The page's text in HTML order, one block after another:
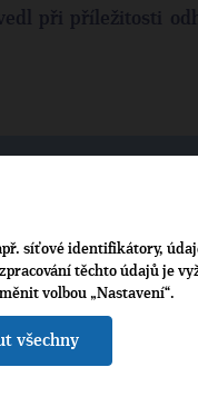
při příležitosti
síťové identifikátory,
těchto údajů je
volbou „Nastavení“.
všechny